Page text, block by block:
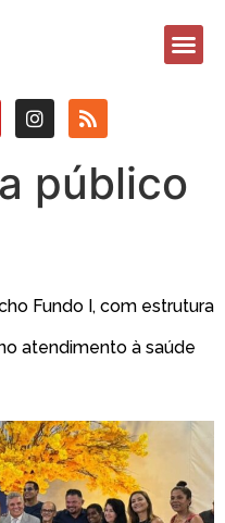
público
Fundo I, com estrutura
atendimento à saúde